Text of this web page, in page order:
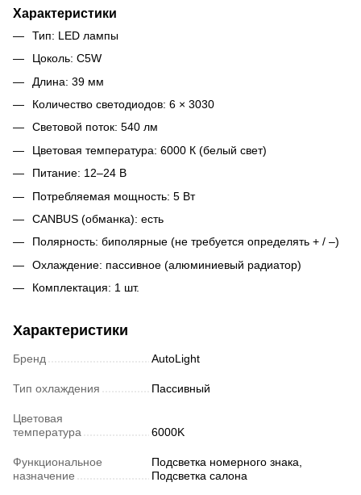
Характеристики
Тип: LED лампы
Цоколь: C5W
Длина: 39 мм
Количество светодиодов: 6 × 3030
Световой поток: 540 лм
Цветовая температура: 6000 К (белый свет)
Питание: 12–24 В
Потребляемая мощность: 5 Вт
CANBUS (обманка): есть
Полярность: биполярные (не требуется определять + / –)
Охлаждение: пассивное (алюминиевый радиатор)
Комплектация: 1 шт.
Характеристики
Бренд AutoLight
Тип охлаждения Пассивный
Цветовая
температура
6000K
Функциональное
назначение
Подсветка номерного знака,
Подсветка салона